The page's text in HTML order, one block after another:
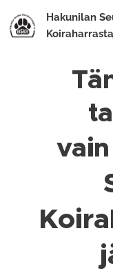
Hakunilan
vain